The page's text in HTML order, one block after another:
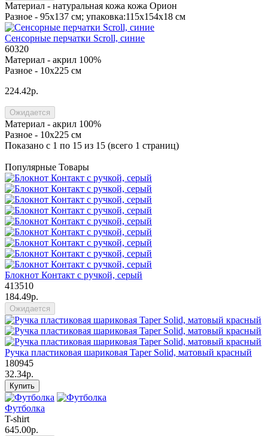
Материал - натуральная кожа кожа Орион
Разное - 95x137 см; упаковка:115х154х18 см
Сенсорные перчатки Scroll, синие
60320
Материал - акрил 100%
Разное - 10х225 см
224.42р.
Ожидается
Материал - акрил 100%
Разное - 10х225 см
Показано с 1 по 15 из 15 (всего 1 страниц)
Популярные Товары
Блокнот Контакт с ручкой, серый
413510
184.49р.
Ожидается
Ручка пластиковая шариковая Taper Solid, матовый красный
180945
32.34р.
Купить
Футболка
T-shirt
645.00р.